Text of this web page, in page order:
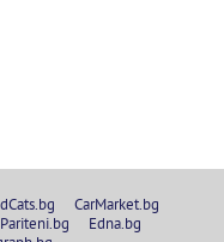
CarMarket.bg
Pariteni.bg
Edna.bg